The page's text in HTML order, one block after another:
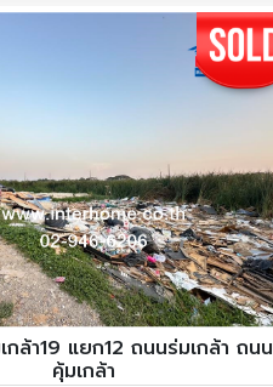
ล้า19 แยก12 ถนนร่มเกล้า ถนน
คุ้มเกล้า